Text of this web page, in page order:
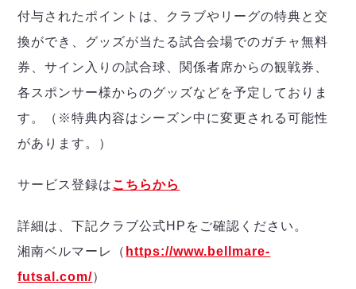
バルドラール浦安
フウガドールすみだ
立川アスレティックFC
ペスカドーラ町田
湘南ベルマーレ
ボアルース長野
シュライカー大阪
バサジィ大分
選手の通算記録（Ｆ２）
付与されたポイントは、クラブやリーグの特典と交
換ができ、グッズが当たる試合会場でのガチャ無料
券、サイン入りの試合球、関係者席からの観戦券、
各スポンサー様からのグッズなどを予定しておりま
す。（※特典内容はシーズン中に変更される可能性
があります。）
サービス登録はこちらから
詳細は、下記クラブ公式HPをご確認ください。
湘南ベルマーレ（ https://www.bellmare-
futsal.com/）